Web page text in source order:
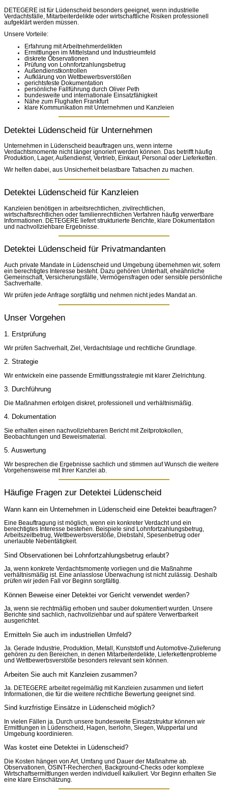
DETEGERE ist für Lüdenscheid besonders geeignet, wenn industrielle
Verdachtsfälle, Mitarbeiterdelikte oder wirtschaftliche Risiken professionell
aufgeklärt werden müssen.
Unsere Vorteile:
Erfahrung mit Arbeitnehmerdelikten
Ermittlungen im Mittelstand und Industrieumfeld
diskrete Observationen
Prüfung von Lohnfortzahlungsbetrug
Außendienstkontrollen
Aufklärung von Wettbewerbsverstößen
gerichtsfeste Dokumentation
persönliche Fallführung durch Oliver Peth
bundesweite und internationale Einsatzfähigkeit
Nähe zum Flughafen Frankfurt
klare Kommunikation mit Unternehmen und Kanzleien
Detektei Lüdenscheid für Unternehmen
Unternehmen in Lüdenscheid beauftragen uns, wenn interne
Verdachtsmomente nicht länger ignoriert werden können. Das betrifft häufig
Produktion, Lager, Außendienst, Vertrieb, Einkauf, Personal oder Lieferketten.
Wir helfen dabei, aus Unsicherheit belastbare Tatsachen zu machen.
Detektei Lüdenscheid für Kanzleien
Kanzleien benötigen in arbeitsrechtlichen, zivilrechtlichen,
wirtschaftsrechtlichen oder familienrechtlichen Verfahren häufig verwertbare
Informationen. DETEGERE liefert strukturierte Berichte, klare Dokumentation
und nachvollziehbare Ergebnisse.
Detektei Lüdenscheid für Privatmandanten
Auch private Mandate in Lüdenscheid und Umgebung übernehmen wir, sofern
ein berechtigtes Interesse besteht. Dazu gehören Unterhalt, eheähnliche
Gemeinschaft, Versicherungsfälle, Vermögensfragen oder sensible persönliche
Sachverhalte.
Wir prüfen jede Anfrage sorgfältig und nehmen nicht jedes Mandat an.
Unser Vorgehen
1. Erstprüfung
Wir prüfen Sachverhalt, Ziel, Verdachtslage und rechtliche Grundlage.
2. Strategie
Wir entwickeln eine passende Ermittlungsstrategie mit klarer Zielrichtung.
3. Durchführung
Die Maßnahmen erfolgen diskret, professionell und verhältnismäßig.
4. Dokumentation
Sie erhalten einen nachvollziehbaren Bericht mit Zeitprotokollen,
Beobachtungen und Beweismaterial.
5. Auswertung
Wir besprechen die Ergebnisse sachlich und stimmen auf Wunsch die weitere
Vorgehensweise mit Ihrer Kanzlei ab.
Häufige Fragen zur Detektei Lüdenscheid
Wann kann ein Unternehmen in Lüdenscheid eine Detektei beauftragen?
Eine Beauftragung ist möglich, wenn ein konkreter Verdacht und ein
berechtigtes Interesse bestehen. Beispiele sind Lohnfortzahlungsbetrug,
Arbeitszeitbetrug, Wettbewerbsverstöße, Diebstahl, Spesenbetrug oder
unerlaubte Nebentätigkeit.
Sind Observationen bei Lohnfortzahlungsbetrug erlaubt?
Ja, wenn konkrete Verdachtsmomente vorliegen und die Maßnahme
verhältnismäßig ist. Eine anlasslose Überwachung ist nicht zulässig. Deshalb
prüfen wir jeden Fall vor Beginn sorgfältig.
Können Beweise einer Detektei vor Gericht verwendet werden?
Ja, wenn sie rechtmäßig erhoben und sauber dokumentiert wurden. Unsere
Berichte sind sachlich, nachvollziehbar und auf spätere Verwertbarkeit
ausgerichtet.
Ermitteln Sie auch im industriellen Umfeld?
Ja. Gerade Industrie, Produktion, Metall, Kunststoff und Automotive-Zulieferung
gehören zu den Bereichen, in denen Mitarbeiterdelikte, Lieferkettenprobleme
und Wettbewerbsverstöße besonders relevant sein können.
Arbeiten Sie auch mit Kanzleien zusammen?
Ja. DETEGERE arbeitet regelmäßig mit Kanzleien zusammen und liefert
Informationen, die für die weitere rechtliche Bewertung geeignet sind.
Sind kurzfristige Einsätze in Lüdenscheid möglich?
In vielen Fällen ja. Durch unsere bundesweite Einsatzstruktur können wir
Ermittlungen in Lüdenscheid, Hagen, Iserlohn, Siegen, Wuppertal und
Umgebung koordinieren.
Was kostet eine Detektei in Lüdenscheid?
Die Kosten hängen von Art, Umfang und Dauer der Maßnahme ab.
Observationen, OSINT-Recherchen, Background-Checks oder komplexe
Wirtschaftsermittlungen werden individuell kalkuliert. Vor Beginn erhalten Sie
eine klare Einschätzung.